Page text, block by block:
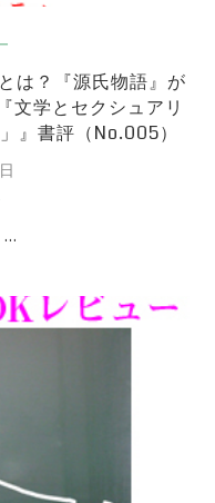
は？『源氏物語』が
文学とセクシュアリ
』書評（No.005）
…